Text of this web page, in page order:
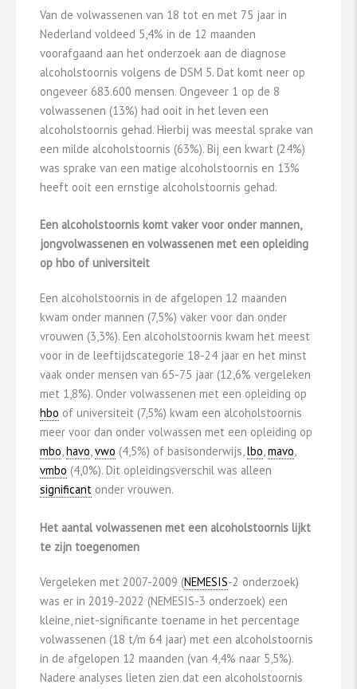
Van de volwassenen van 18 tot en met 75 jaar in
Nederland voldeed 5,4% in de 12 maanden
voorafgaand aan het onderzoek aan de diagnose
alcoholstoornis volgens de DSM 5. Dat komt neer op
ongeveer 683.600 mensen. Ongeveer 1 op de 8
volwassenen (13%) had ooit in het leven een
alcoholstoornis gehad. Hierbij was meestal sprake van
een milde alcoholstoornis (63%). Bij een kwart (24%)
was sprake van een matige alcoholstoornis en 13%
heeft ooit een ernstige alcoholstoornis gehad.
Een alcoholstoornis komt vaker voor onder mannen,
jongvolwassenen en volwassenen met een opleiding
op hbo of universiteit
Een alcoholstoornis in de afgelopen 12 maanden
kwam onder mannen (7,5%) vaker voor dan onder
vrouwen (3,3%). Een alcoholstoornis kwam het meest
voor in de leeftijdscategorie 18-24 jaar en het minst
vaak onder mensen van 65-75 jaar (12,6% vergeleken
met 1,8%). Onder volwassenen met een opleiding op
hbo of universiteit (7,5%) kwam een alcoholstoornis
meer voor dan onder volwassen met een opleiding op
mbo,havo,vwo (4,5%) of basisonderwijs,lbo,mavo,
vmbo (4,0%). Dit opleidingsverschil was alleen
significant onder vrouwen.
Het aantal volwassenen met een alcoholstoornis lijkt
te zijn toegenomen
Vergeleken met 2007-2009 (NEMESIS-2 onderzoek)
was er in 2019-2022 (NEMESIS-3 onderzoek) een
kleine, niet-significante toename in het percentage
volwassenen (18 t/m 64 jaar) met een alcoholstoornis
in de afgelopen 12 maanden (van 4,4% naar 5,5%).
Nadere analyses lieten zien dat een alcoholstoornis